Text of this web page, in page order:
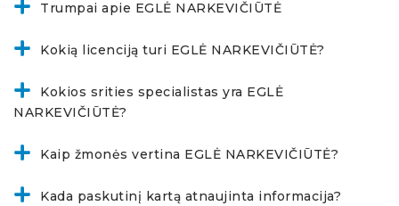
Trumpai apie EGLĖ NARKEVIČIŪTĖ
Kokią licenciją turi EGLĖ NARKEVIČIŪTĖ?
Kokios srities specialistas yra EGLĖ
NARKEVIČIŪTĖ?
Kaip žmonės vertina EGLĖ NARKEVIČIŪTĖ?
Kada paskutinį kartą atnaujinta informacija?